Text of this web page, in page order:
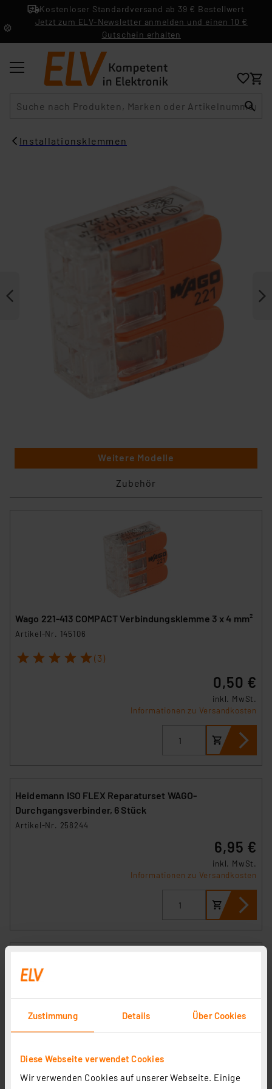
Zustimmung Details Über Cookies
Diese Webseite verwendet Cookies
Wir verwenden Cookies auf unserer Webseite. Einige
Kostenloser Standardversand ab 39 € Bestellwert
Jetzt zum ELV-Newsletter anmelden und einen 10 €
Gutschein erhalten
Installationsklemmen
Weitere Modelle
Zubehör
Wago 221-413 COMPACT Verbindungsklemme 3 x 4 mm²
Artikel-Nr. 145106
1 2 3 4 5 (3)
0,50 €
inkl. MwSt.
Informationen zu Versandkosten
Heidemann ISO FLEX Reparaturset WAGO-
Durchgangsverbinder, 6 Stück
Artikel-Nr. 258244
6,95 €
inkl. MwSt.
Informationen zu Versandkosten
100 Stück
Artikel-Nr. 115383